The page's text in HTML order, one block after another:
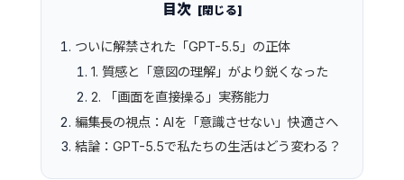
目次
ついに解禁された「GPT-5.5」の正体
1. 質感と「意図の理解」がより鋭くなった
2. 「画面を直接操る」実務能力
編集長の視点：AIを「意識させない」快適さへ
結論：GPT-5.5で私たちの生活はどう変わる？